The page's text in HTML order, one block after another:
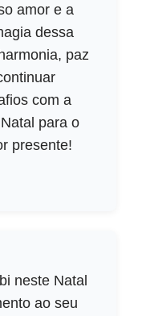
amor e a
dessa
paz
com a
para o
presente!
neste Natal
ao seu